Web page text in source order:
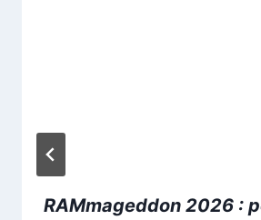
RAMmageddon 2026 :